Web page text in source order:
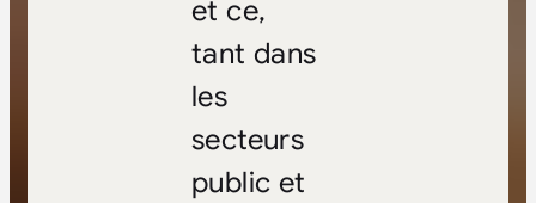
et ce,
tant dans
les
secteurs
public et